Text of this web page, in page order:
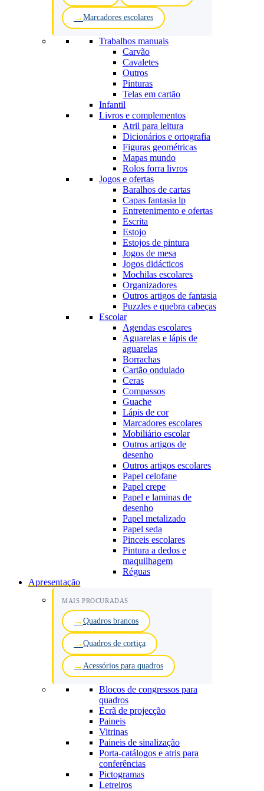
Marcadores escolares
Trabalhos manuais
Carvão
Cavaletes
Outros
Pinturas
Telas em cartão
Infantil
Livros e complementos
Atril para leitura
Dicionários e ortografia
Figuras geométricas
Mapas mundo
Rolos forra livros
Jogos e ofertas
Baralhos de cartas
Capas fantasia lp
Entretenimento e ofertas
Escrita
Estojo
Estojos de pintura
Jogos de mesa
Jogos didácticos
Mochilas escolares
Organizadores
Outros artigos de fantasia
Puzzles e quebra cabeças
Escolar
Agendas escolares
Aguarelas e lápis de
aguarelas
Borrachas
Cartão ondulado
Ceras
Compassos
Guache
Lápis de cor
Marcadores escolares
Mobiliário escolar
Outros artigos de
desenho
Outros artigos escolares
Papel celofane
Papel crepe
Papel e laminas de
desenho
Papel metalizado
Papel seda
Pinceis escolares
Pintura a dedos e
maquilhagem
Réguas
Apresentação
MAIS PROCURADAS
Quadros brancos
Quadros de cortiça
Acessórios para quadros
Blocos de congressos para
quadros
Ecrã de projecção
Paineis
Vitrinas
Paineis de sinalização
Porta-catálogos e atris para
conferências
Pictogramas
Letreiros